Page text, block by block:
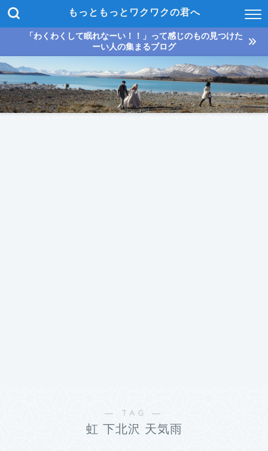
もっともっとワクワクの君へ
「わくわくして眠れなーい！！」って感じのもの見つけた
ーい人の集まるブログ
― TAG ―
虹 下北沢 天気雨